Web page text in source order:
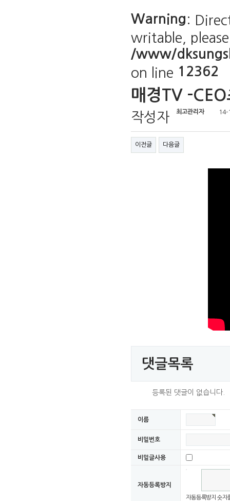
Warning:
writable,
/www/
on line 12362
매경TV -CEO
작성자 최고관리자 14-
이전글 다음글
댓글목록
등록된 댓글이 없습니다.
이름
비밀번호
비밀글사용
자동등록방지
자동등록방지 숫자